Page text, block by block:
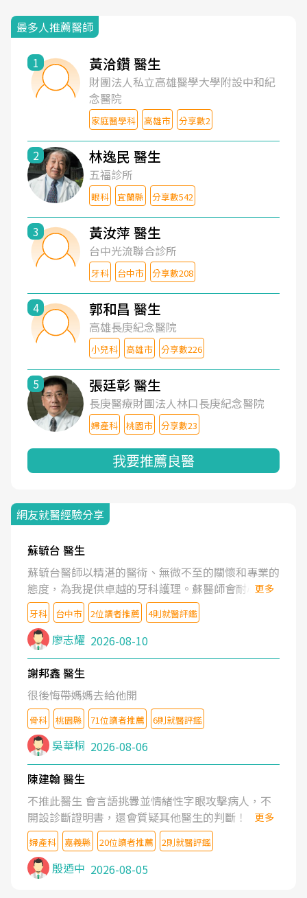
最多人推薦醫師
1 黃洽鑽 醫生
財團法人私立高雄醫學大學附設中和紀
念醫院
家庭醫學科 高雄市 分享數2
2 林逸民 醫生
五福診所
眼科 宜蘭縣 分享數542
3 黃汝萍 醫生
台中光流聯合診所
牙科 台中市 分享數208
4 郭和昌 醫生
高雄長庚紀念醫院
小兒科 高雄市 分享數226
5 張廷彰 醫生
長庚醫療財團法人林口長庚紀念醫院
婦產科 桃園市 分享數23
我要推薦良醫
網友就醫經驗分享
蘇毓台 醫生
蘇毓台醫師以精湛的醫術、無微不至的關懷和專業的
態度，為我提供卓越的牙科護理。蘇醫師會耐心了解
我的需求，清楚地解釋治療方案，並營造舒適溫馨的
就診體驗。蘇醫師更鼓勵我維護口腔健康。坦誠的說
蘇醫師是業內最頂尖的牙醫。蘇醫師的醫護團隊也是
一流的水準。
更多
牙科 台中市 2位讀者推薦 4則就醫評鑑
廖志耀 2026-08-10
謝邦鑫 醫生
很後悔帶媽媽去給他開
骨科 桃園縣 71位讀者推薦 6則就醫評鑑
吳華桐 2026-08-06
陳建翰 醫生
不推此醫生 會言語挑釁並情緒性字眼攻擊病人，不
開設診斷證明書，還會質疑其他醫生的判斷！
更多
婦產科 嘉義縣 20位讀者推薦 2則就醫評鑑
殷迺中 2026-08-05